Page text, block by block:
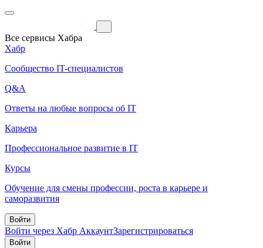
Все сервисы Хабра
Хабр
Сообщество IT-специалистов
Q&A
Ответы на любые вопросы об IT
Карьера
Профессиональное развитие в IT
Курсы
Обучение для смены профессии, роста в карьере и
саморазвития
Войти
Войти через Хабр АккаунтЗарегистрироваться
Войти